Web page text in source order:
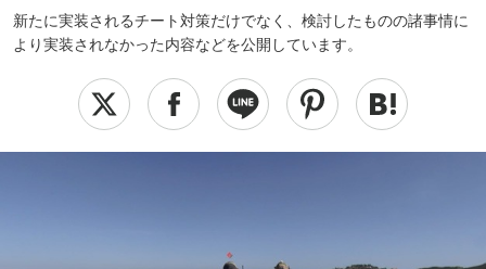
新たに実装されるチート対策だけでなく、検討したものの諸事情に
より実装されなかった内容などを公開しています。